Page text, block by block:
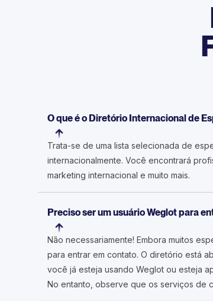
O que é o Diretório Internacional de
Trata-se de uma lista selecionada de
internacionalmente. Você encontrará
marketing internacional e muito mais.
Preciso ser um usuário Weglot para
Não necessariamente! Embora muitos
para entrar em contato. O diretório está
você já esteja usando Weglot ou esteja
No entanto, observe que os serviços de